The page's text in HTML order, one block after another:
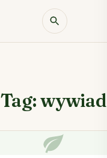
Tag: wywiad